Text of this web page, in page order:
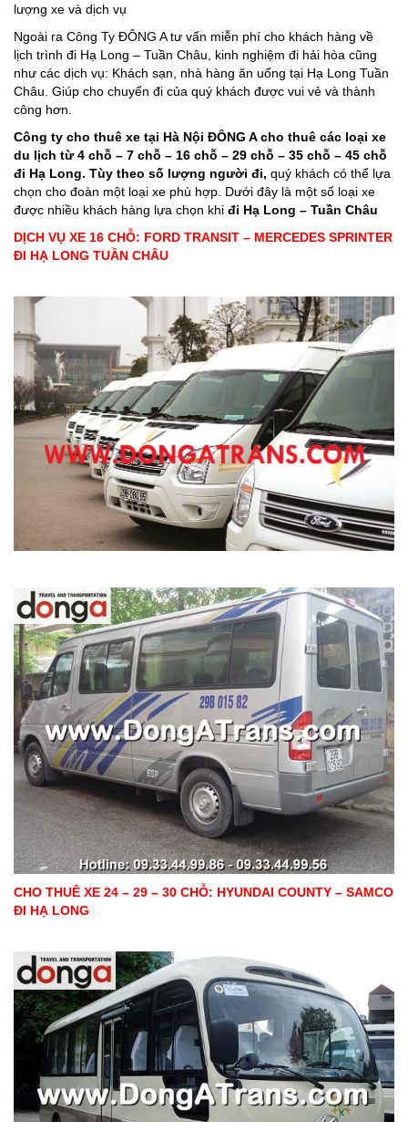
lượng xe và dịch vụ
Ngoài ra Công Ty ĐÔNG A tư vấn miễn phí cho khách hàng về
lịch trình đi Hạ Long – Tuần Châu, kinh nghiệm đi hải hòa cũng
như các dịch vụ: Khách sạn, nhà hàng ăn uống tại Hạ Long Tuần
Châu. Giúp cho chuyến đi của quý khách được vui vẻ và thành
công hơn.
Công ty cho thuê xe tại Hà Nội ĐÔNG A cho thuê các loại xe
du lịch từ 4 chỗ – 7 chỗ – 16 chỗ – 29 chỗ – 35 chỗ – 45 chỗ
đi Hạ Long. Tùy theo số lượng người đi, quý khách có thể lựa
chọn cho đoàn một loại xe phù hợp. Dưới đây là một số loại xe
được nhiều khách hàng lựa chọn khi đi Hạ Long – Tuần Châu
DỊCH VỤ XE 16 CHỖ: FORD TRANSIT – MERCEDES SPRINTER
ĐI HẠ LONG TUẦN CHÂU
CHO THUÊ XE 24 – 29 – 30 CHỖ: HYUNDAI COUNTY – SAMCO
ĐI HẠ LONG